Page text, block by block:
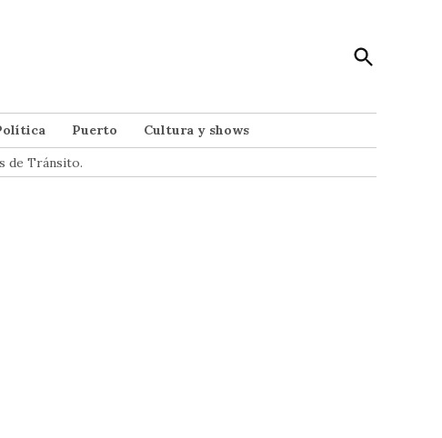
Open
Search
Puerto
Cultura y shows
de Tránsito.